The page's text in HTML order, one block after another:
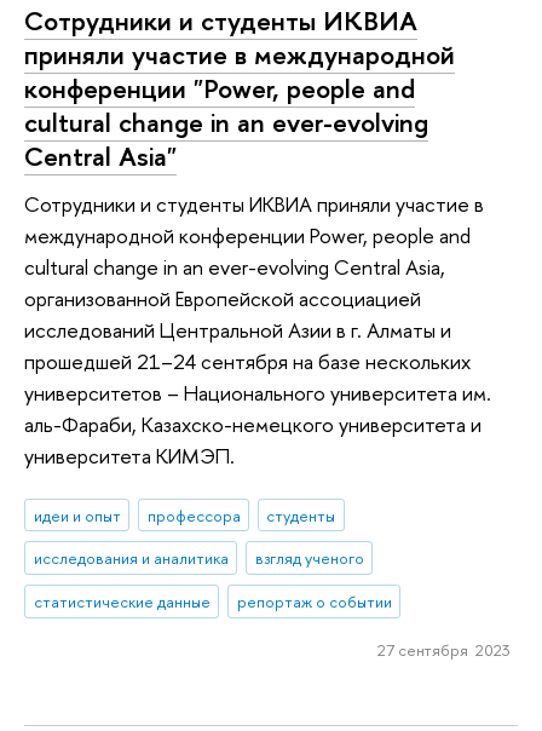
Сотрудники и студенты ИКВИА
приняли участие в международной
конференции "Power, people and
cultural change in an ever-evolving
Central Asia"
Сотрудники и студенты ИКВИА приняли участие в
международной конференции Power, people and
cultural change in an ever-evolving Central Asia,
организованной Европейской ассоциацией
исследований Центральной Азии в г. Алматы и
прошедшей 21–24 сентября на базе нескольких
университетов – Национального университета им.
аль-Фараби, Казахско-немецкого университета и
университета КИМЭП.
идеи и опыт профессора
студенты
исследования и аналитика
взгляд ученого
статистические данные
репортаж о событии
27 сентября 2023